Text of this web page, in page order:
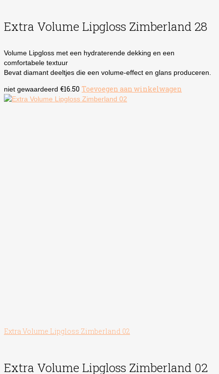
Extra Volume Lipgloss Zimberland 28
Volume Lipgloss met een hydraterende dekking en een
comfortabele textuur
Bevat diamant deeltjes die een volume-effect en glans produceren.
niet gewaardeerd €16.50 Toevoegen aan winkelwagen
Extra Volume Lipgloss Zimberland 02
Extra Volume Lipgloss Zimberland 02